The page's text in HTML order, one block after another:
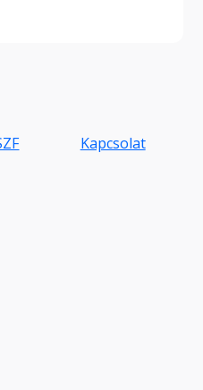
Kapcsolat